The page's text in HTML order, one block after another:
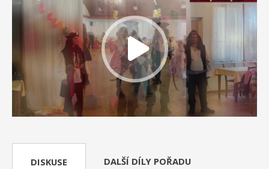
DISKUSE DALŠÍ DÍLY POŘADU